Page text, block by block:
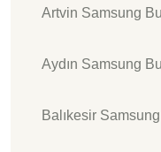
Artvin Samsung
Aydın Samsung
Balıkesir